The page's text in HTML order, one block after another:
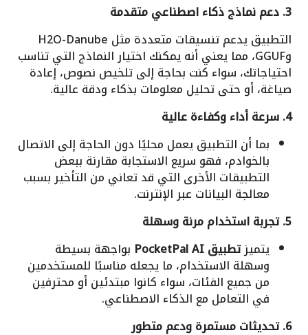
3. دعم نماذج ذكاء اصطناعي متقدمة
التطبيق يدعم تنسيقات متعددة مثل H2O-Danube
وGGUF، مما يعني أنه يمكنك اختيار النماذج التي تناسب
احتياجاتك، سواء كنت بحاجة إلى تلخيص نصوص، إعادة
صياغة، أو حتى تحليل معلومات بذكاء ودقة عالية.
4. سرعة أداء وكفاءة عالية
بما أن التطبيق يعمل محليًا دون الحاجة إلى الاتصال
بالخوادم، فهو سريع الاستجابة مقارنة ببعض
التطبيقات الأخرى التي قد تعاني من التأخير بسبب
معالجة البيانات عبر الإنترنت.
5. تجربة استخدام مرنة وسهلة
يتميزتطبيق PocketPal AI بواجهة بسيطة
وسهلة الاستخدام، ما يجعله مناسبًا للمستخدمين
من جميع الفئات، سواء كانوا مبتدئين أو محترفين
في التعامل مع الذكاء الاصطناعي.
6. تحديثات مستمرة ودعم متطور